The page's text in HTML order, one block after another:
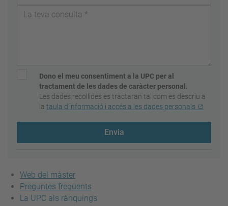
Dono el meu consentiment a la UPC per al
tractament de les dades de caràcter personal.
Les dades recollides es tractaran tal com es descriu a
la taula d'informació i accés a les dades personals
Envia
Web del màster
Preguntes freqüents
La UPC als rànquings